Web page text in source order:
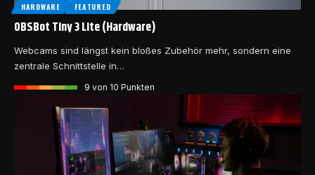
HARDWARE FEATURED
OBSBot Tiny 3 Lite (Hardware)
Webcams sind längst kein bloßes Zubehör mehr, sondern eine
zentrale Schnittstelle in…
9 von 10 Punkten